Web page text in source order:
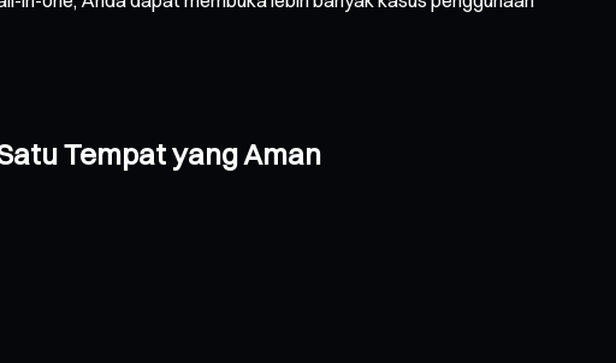
Tempat yang Aman